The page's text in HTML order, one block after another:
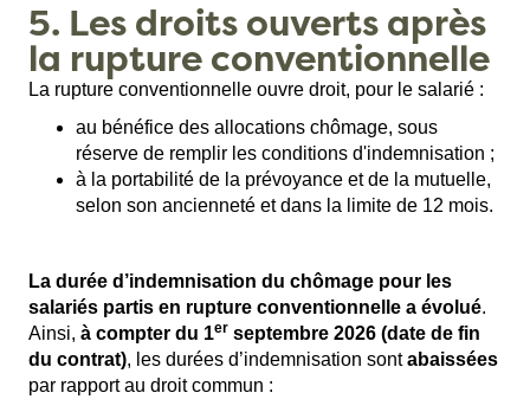
5. Les droits ouverts après
la rupture conventionnelle
La rupture conventionnelle ouvre droit, pour le salarié :
au bénéfice des allocations chômage, sous
réserve de remplir les conditions d'indemnisation ;
à la portabilité de la prévoyance et de la mutuelle,
selon son ancienneté et dans la limite de 12 mois.
La durée d’indemnisation du chômage pour les
salariés partis en rupture conventionnelle a évolué.
Ainsi, à compter du 1er septembre 2026 (date de fin
du contrat), les durées d’indemnisation sontabaissées
par rapport au droit commun :